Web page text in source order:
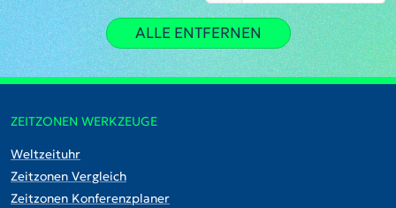
ALLE ENTFERNEN
ZEITZONEN WERKZEUGE
Weltzeituhr
Zeitzonen Vergleich
Zeitzonen Konferenzplaner